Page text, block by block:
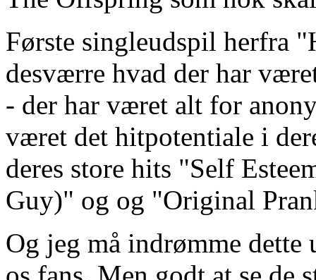
Første singleudspil herfra
desværre hvad der har
- der har været alt for
været det hitpotentiale i
deres store hits "Self
Guy)" og og "Original
Og jeg må indrømme